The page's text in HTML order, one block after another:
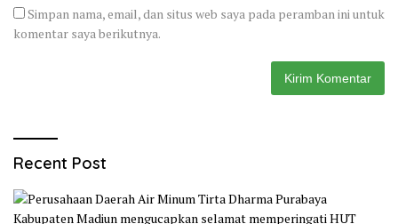
Simpan nama, email, dan situs web saya pada peramban ini untuk
komentar saya berikutnya.
Recent Post